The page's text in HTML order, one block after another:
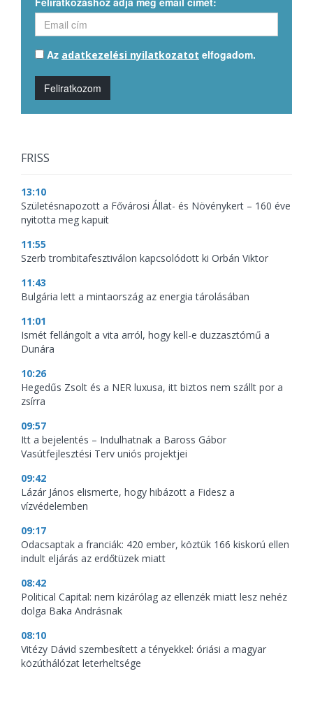
Az adatkezelési nyilatkozatot elfogadom.
Feliratkozom
FRISS
13:10
Születésnapozott a Fővárosi Állat- és Növénykert – 160 éve
nyitotta meg kapuit
11:55
Szerb trombitafesztiválon kapcsolódott ki Orbán Viktor
11:43
Bulgária lett a mintaország az energia tárolásában
11:01
Ismét fellángolt a vita arról, hogy kell-e duzzasztómű a
Dunára
10:26
Hegedűs Zsolt és a NER luxusa, itt biztos nem szállt por a
zsírra
09:57
Itt a bejelentés – Indulhatnak a Baross Gábor
Vasútfejlesztési Terv uniós projektjei
09:42
Lázár János elismerte, hogy hibázott a Fidesz a
vízvédelemben
09:17
Odacsaptak a franciák: 420 ember, köztük 166 kiskorú ellen
indult eljárás az erdőtüzek miatt
08:42
Political Capital: nem kizárólag az ellenzék miatt lesz nehéz
dolga Baka Andrásnak
08:10
Vitézy Dávid szembesített a tényekkel: óriási a magyar
közúthálózat leterheltsége